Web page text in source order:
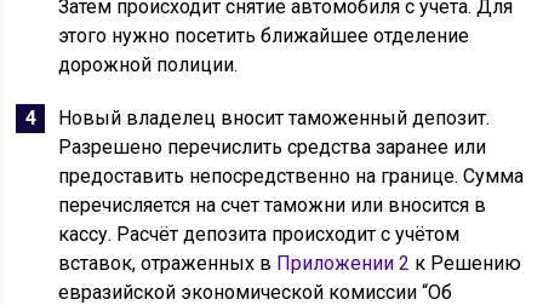
Затем происходит снятие автомобиля с учета. Для
этого нужно посетить ближайшее отделение
дорожной полиции.
Новый владелец вносит таможенный депозит.
Разрешено перечислить средства заранее или
предоставить непосредственно на границе. Сумма
перечисляется на счет таможни или вносится в
кассу. Расчёт депозита происходит с учётом
вставок, отраженных в Приложении 2 к Решению
евразийской экономической комиссии “Об